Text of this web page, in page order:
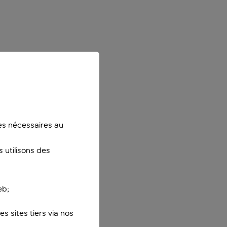
nécessaires au
utilisons des
sites tiers via nos